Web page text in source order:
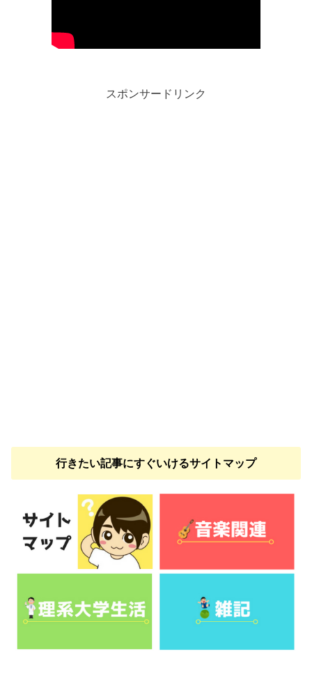
スポンサードリンク
行きたい記事にすぐいけるサイトマップ